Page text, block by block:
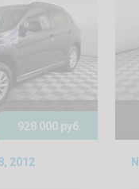
928 000 руб.
2012